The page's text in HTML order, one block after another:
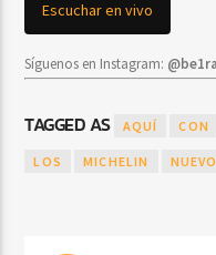
Escuchar en vivo
Síguenos en Instagram:
TAGGED AS AQUÍ CON
LOS MICHELIN